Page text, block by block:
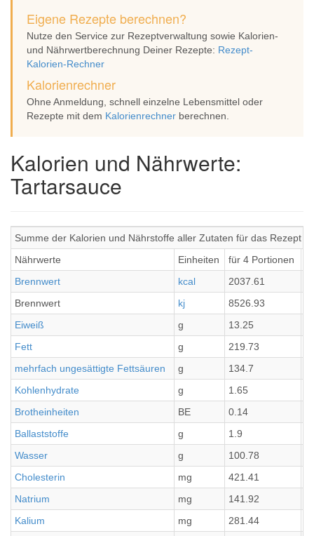
Eigene Rezepte berechnen?
Nutze den Service zur Rezeptverwaltung sowie Kalorien-
und Nährwertberechnung Deiner Rezepte: Rezept-
Kalorien-Rechner
Kalorienrechner
Ohne Anmeldung, schnell einzelne Lebensmittel oder
Rezepte mit dem Kalorienrechner berechnen.
Kalorien und Nährwerte:
Tartarsauce
Summe der Kalorien und Nährstoffe aller Zutaten für das Rezept
Nährwerte
Einheiten für 4 Portionen
Brennwert
kcal 2037.61
Brennwert
kj 8526.93
Eiweiß
g 13.25
Fett
g 219.73
mehrfach ungesättigte Fettsäuren
g 134.7
Kohlenhydrate
g 1.65
Brotheinheiten
BE 0.14
Ballaststoffe
g 1.9
Wasser
g 100.78
Cholesterin
mg 421.41
Natrium
mg 141.92
Kalium
mg 281.44